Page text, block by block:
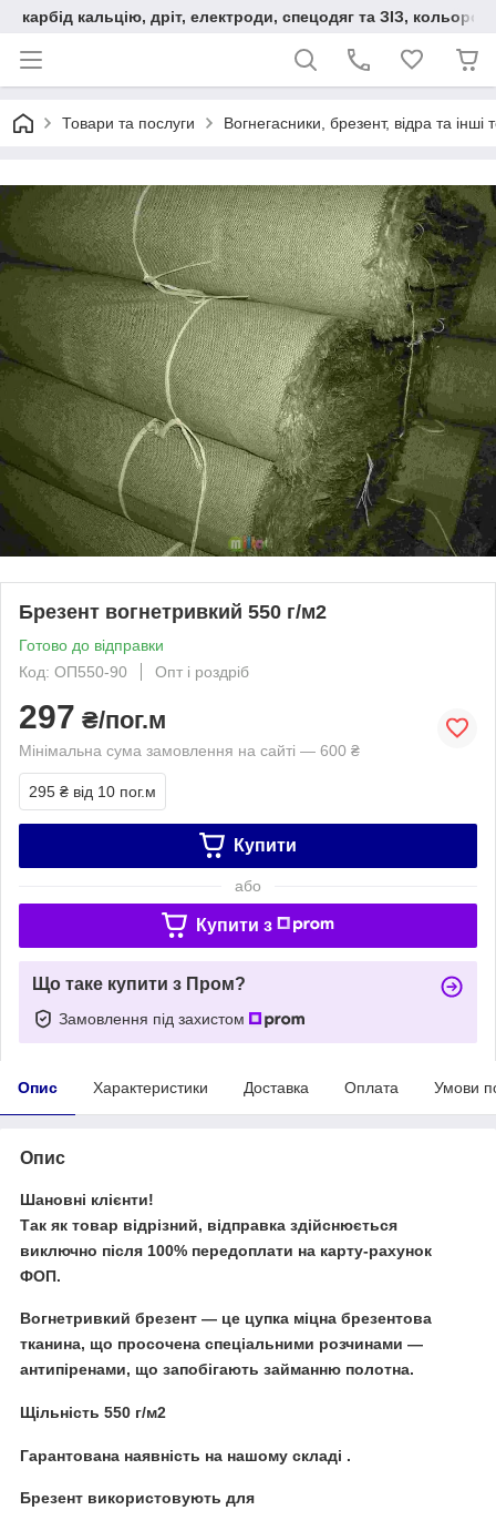
карбід кальцію, дріт, електроди, спецодяг та ЗІЗ,
Товари та послуги Вогнегасники, брезент, відра та
Брезент вогнетривкий 550 г/м2
Готово до відправки
Код: ОП550-90
Опт і роздріб
297 ₴/пог.м
Мінімальна сума замовлення на сайті — 600 ₴
295 ₴ від 10 пог.м
Купити
або
Купити з
Що таке купити з Пром?
Замовлення під захистом
Опис Характеристики Доставка Оплата Умови
Опис
Шановні клієнти!
Так як товар відрізний, відправка здійснюється
виключно після 100% передоплати на карту-рахунок
ФОП.
Вогнетривкий брезент — це цупка міцна брезентова
тканина, що просочена спеціальними розчинами —
антипіренами, що запобігають займанню полотна.
Щільність 550 г/м2
Гарантована наявність на нашому складі .
Брезент використовують для